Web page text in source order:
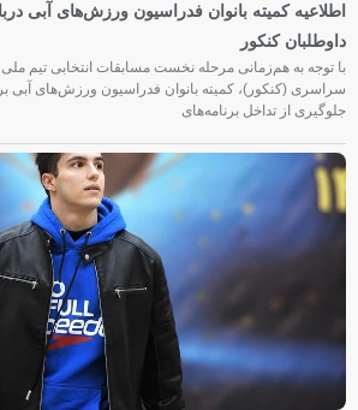
اطلاعیه کمیته بانوان فدراسیون ورزش‌های آبی
داوطلبان کنکور
با توجه به هم‌زمانی مرحله نخست مسابقات انتخابی تیم ملی
سراسری (کنکور)، کمیته بانوان فدراسیون ورزش‌های آبی
جلوگیری از تداخل برنامه‌های